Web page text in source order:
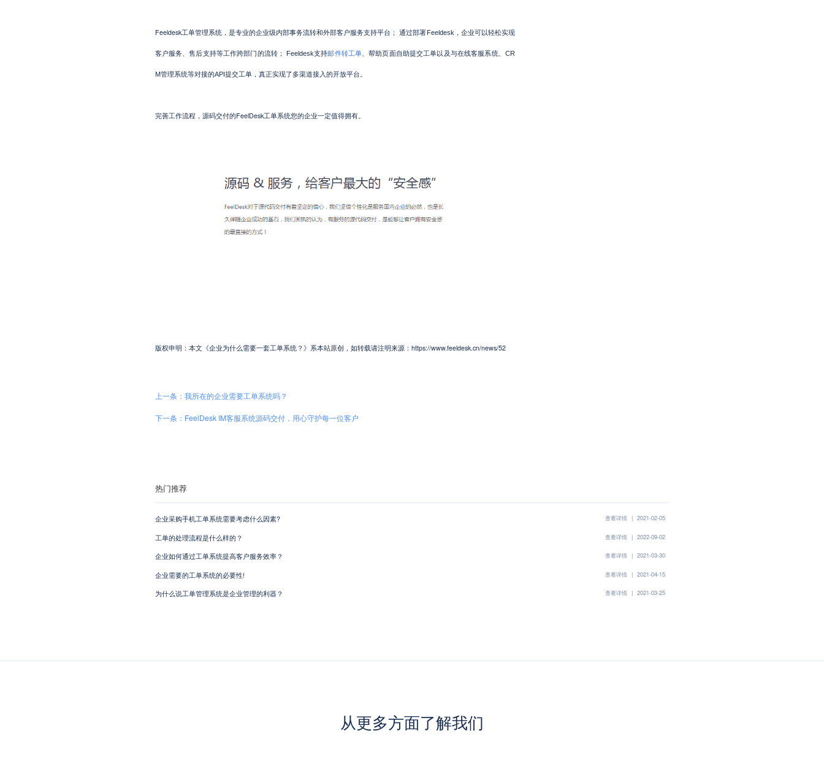
Feeldesk工单管理系统，是专业的企业级内部事务流转和外部客户服务支持平台； 通过部署 Feeldesk ，企业可以轻松实现
客户服务、售后支持等工作跨部门的流转； Feeldesk支持邮件转工单 、帮助页面自助提交工单以及与在线客服系统、 CR
M管理系统等对接的API 提交工单，真正实现了多渠道接入的开放平台。
完善工作流程，源码交付的FeelDesk工单系统您的企业一定值得拥有。
版权申明：本文《企业为什么需要一套工单系统？》系本站原创，如转载请注明来源：https://www.feeldesk.cn/news/52
上一条：我所在的企业需要工单系统吗？
下一条：FeelDesk IM客服系统源码交付，用心守护每一位客户
热门推荐
企业采购手机工单系统需要考虑什么因素? 查看详情 | 2021-02-05
工单的处理流程是什么样的？ 查看详情 | 2022-09-02
企业如何通过工单系统提高客户服务效率？ 查看详情 | 2021-03-30
企业需要的工单系统的必要性! 查看详情 | 2021-04-15
为什么说工单管理系统是企业管理的利器？ 查看详情 | 2021-03-25
从更多方面了解我们